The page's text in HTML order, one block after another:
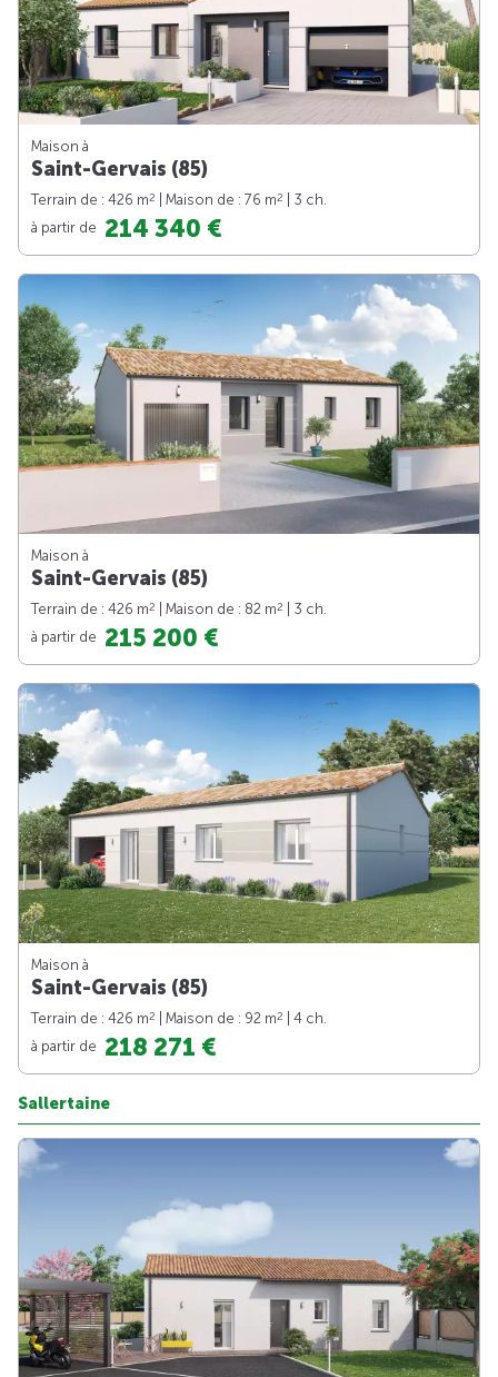
Maison à
Saint-Gervais (85)
Terrain de : 426 m2 | Maison de : 76 m2
| 3 ch.
à partir de 214 340 €
Maison à
Saint-Gervais (85)
Terrain de : 426 m2 | Maison de : 82 m2
| 3 ch.
à partir de 215 200 €
Maison à
Saint-Gervais (85)
Terrain de : 426 m2 | Maison de : 92 m2
| 4 ch.
à partir de 218 271 €
Sallertaine